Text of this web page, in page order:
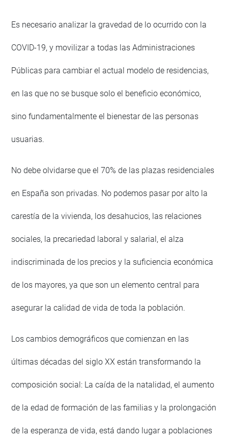
Es necesario analizar la gravedad de lo ocurrido con la
COVID-19, y movilizar a todas las Administraciones
Públicas para cambiar el actual modelo de residencias,
en las que no se busque solo el beneficio económico,
sino fundamentalmente el bienestar de las personas
usuarias.
No debe olvidarse que el 70% de las plazas residenciales
en España son privadas. No podemos pasar por alto la
carestía de la vivienda, los desahucios, las relaciones
sociales, la precariedad laboral y salarial, el alza
indiscriminada de los precios y la suficiencia económica
de los mayores, ya que son un elemento central para
asegurar la calidad de vida de toda la población.
Los cambios demográficos que comienzan en las
últimas décadas del siglo XX están transformando la
composición social: La caída de la natalidad, el aumento
de la edad de formación de las familias y la prolongación
de la esperanza de vida, está dando lugar a poblaciones